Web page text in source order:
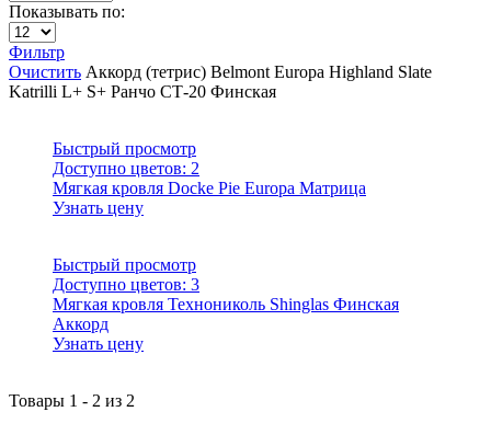
Показывать по:
Фильтр
Очистить Аккорд (тетрис) Belmont Europa Highland Slate
Katrilli L+ S+ Ранчо СТ-20 Финская
Быстрый просмотр
Доступно цветов: 2
Мягкая кровля Docke Pie Europa Матрица
Узнать цену
Быстрый просмотр
Доступно цветов: 3
Мягкая кровля Технониколь Shinglas Финская
Аккорд
Узнать цену
Товары 1 - 2 из 2